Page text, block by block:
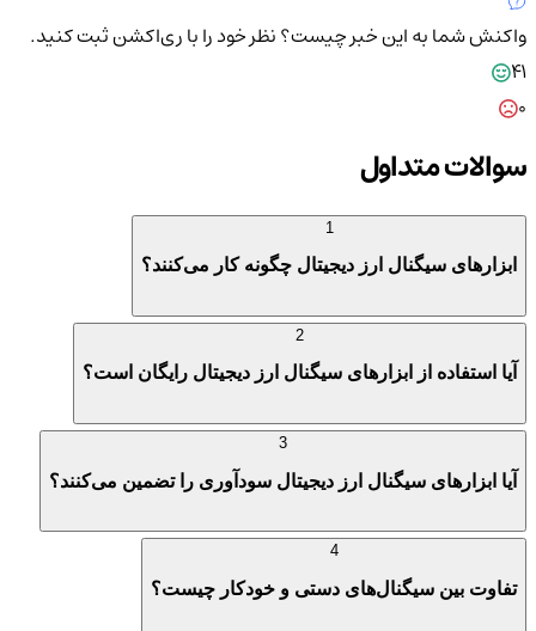
واکنش شما به این خبر چیست؟نظر خود را با ری‌اکشن ثبت کنید.
41
سوالات متداول
ابزارهای سیگنال ارز دیجیتال چگونه کار می‌کنند؟
آیا استفاده از ابزارهای سیگنال ارز دیجیتال رایگان است؟
آیا ابزارهای سیگنال ارز دیجیتال سودآوری را تضمین می‌کنند؟
تفاوت بین سیگنال‌های دستی و خودکار چیست؟